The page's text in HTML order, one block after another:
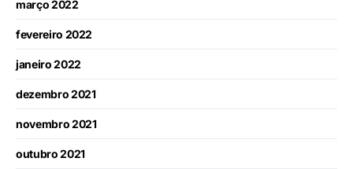
março 2022
fevereiro 2022
janeiro 2022
dezembro 2021
novembro 2021
outubro 2021